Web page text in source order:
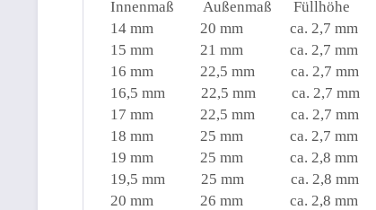
Innenmaß Außenmaß Füllhöhe
14 mm 20 mm ca. 2,7 mm
15 mm 21 mm ca. 2,7 mm
16 mm 22,5 mm ca. 2,7 mm
16,5 mm 22,5 mm ca. 2,7 mm
17 mm 22,5 mm ca. 2,7 mm
18 mm 25 mm ca. 2,7 mm
19 mm 25 mm ca. 2,8 mm
19,5 mm 25 mm ca. 2,8 mm
20 mm 26 mm ca. 2,8 mm